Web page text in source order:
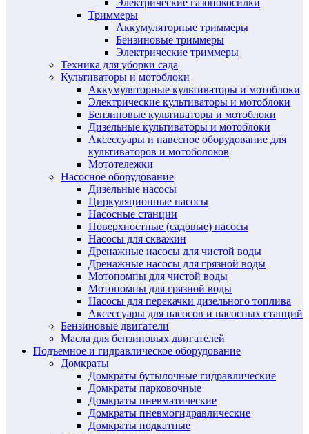
Электрические газонокосилки
Триммеры
Аккумуляторные триммеры
Бензиновые триммеры
Электрические триммеры
Техника для уборки сада
Культиваторы и мотоблоки
Аккумуляторные культиваторы и мотоблоки
Электрические культиваторы и мотоблоки
Бензиновые культиваторы и мотоблоки
Дизельные культиваторы и мотоблоки
Аксессуары и навесное оборудование для
культиваторов и мотоболоков
Мототележки
Насосное оборудование
Дизельные насосы
Циркуляционные насосы
Насосные станции
Поверхностные (садовые) насосы
Насосы для скважин
Дренажные насосы для чистой воды
Дренажные насосы для грязной воды
Мотопомпы для чистой воды
Мотопомпы для грязной воды
Насосы для перекачки дизельного топлива
Аксессуары для насосов и насосных станций
Бензиновые двигатели
Масла для бензиновых двигателей
Подъемное и гидравлическое оборудование
Домкраты
Домкраты бутылочные гидравлические
Домкраты парковочные
Домкраты пневматические
Домкраты пневмогидравлические
Домкраты подкатные